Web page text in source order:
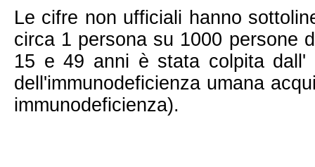
Le cifre non ufficiali hanno
circa 1 persona su 1000 persone
15 e 49 anni è stata colpita
dell'immunodeficienza umana
immunodeficienza).